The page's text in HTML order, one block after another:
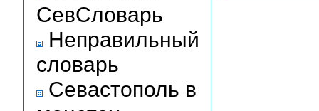
СевСловарь
Неправильный
словарь
Севастополь в